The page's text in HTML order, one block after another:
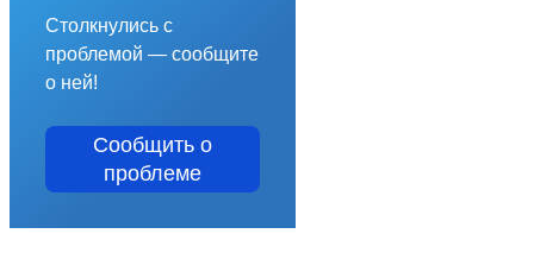
Столкнулись с
проблемой — сообщите
о ней!
Сообщить о
проблеме